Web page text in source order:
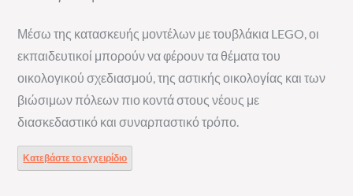
Μέσω της κατασκευής μοντέλων με τουβλάκια LEGO, οι
εκπαιδευτικοί μπορούν να φέρουν τα θέματα του
οικολογικού σχεδιασμού, της αστικής οικολογίας και των
βιώσιμων πόλεων πιο κοντά στους νέους με
διασκεδαστικό και συναρπαστικό τρόπο.
Κατεβάστε το εγχειρίδιο